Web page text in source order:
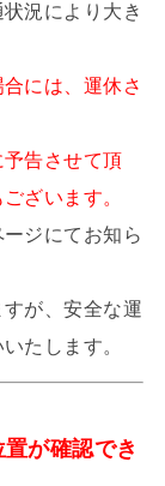
況により大き
には、運休さ
告させて頂
ざいます。
ジにてお知ら
が、安全な運
たします。
が確認でき